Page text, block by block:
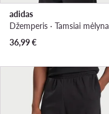
adidas
Džemperis · Tamsiai mėlyna
36,99€